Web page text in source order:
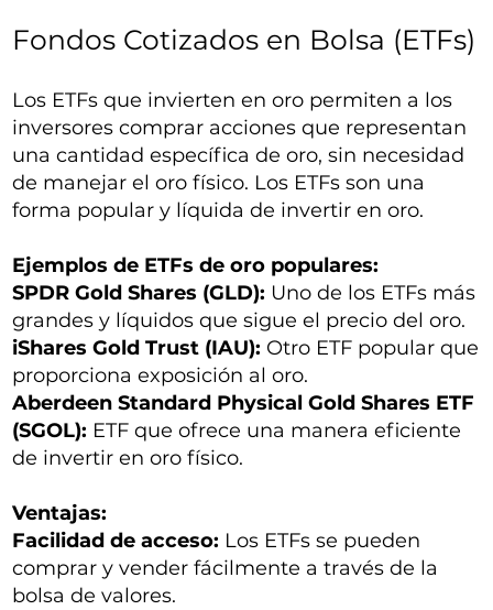
Fondos Cotizados en Bolsa (ETFs)
Los ETFs que invierten en oro permiten a los
inversores comprar acciones que representan
una cantidad específica de oro, sin necesidad
de manejar el oro físico. Los ETFs son una
forma popular y líquida de invertir en oro.
Ejemplos de ETFs de oro populares:
SPDR Gold Shares (GLD): Uno de los ETFs más
grandes y líquidos que sigue el precio del oro.
iShares Gold Trust (IAU): Otro ETF popular que
proporciona exposición al oro.
Aberdeen Standard Physical Gold Shares ETF
(SGOL): ETF que ofrece una manera eficiente
de invertir en oro físico.
Ventajas:
Facilidad de acceso: Los ETFs se pueden
comprar y vender fácilmente a través de la
bolsa de valores.